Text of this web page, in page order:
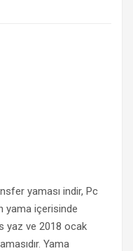
yaması indir, Pc
yama içerisinde
yaz ve 2018 ocak
Yama